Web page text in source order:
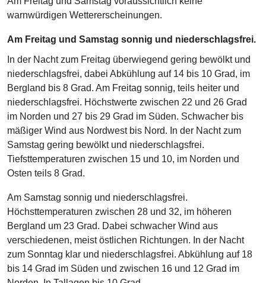
warnwürdigen Wettererscheinungen.
Am Freitag und Samstag sonnig und niederschlagsfrei.
In der Nacht zum Freitag überwiegend gering bewölkt und
niederschlagsfrei, dabei Abkühlung auf 14 bis 10 Grad, im
Bergland bis 8 Grad. Am Freitag sonnig, teils heiter und
niederschlagsfrei. Höchstwerte zwischen 22 und 26 Grad
im Norden und 27 bis 29 Grad im Süden. Schwacher bis
mäßiger Wind aus Nordwest bis Nord. In der Nacht zum
Samstag gering bewölkt und niederschlagsfrei.
Tiefsttemperaturen zwischen 15 und 10, im Norden und
Osten teils 8 Grad.
Am Samstag sonnig und niederschlagsfrei.
Höchsttemperaturen zwischen 28 und 32, im höheren
Bergland um 23 Grad. Dabei schwacher Wind aus
verschiedenen, meist östlichen Richtungen. In der Nacht
zum Sonntag klar und niederschlagsfrei. Abkühlung auf 18
bis 14 Grad im Süden und zwischen 16 und 12 Grad im